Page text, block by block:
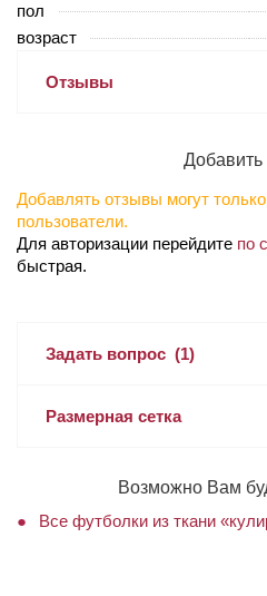
пол
возраст
Отзывы
Добавить
Добавлять отзывы могут
пользователи.
Для авторизации перейдите по
быстрая.
Задать вопрос (1)
Размерная сетка
Возможно Вам
Все футболки из ткани